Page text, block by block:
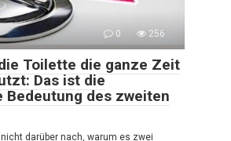
0 256
Toilette die ganze Zeit
Das ist die
Bedeutung des zweiten
darüber nach, warum es zwei